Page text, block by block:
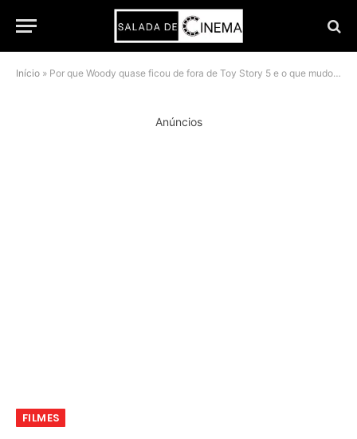
Início » Por que Woody quase ficou de fora de Toy Story 5 e o que mudou na decisão da Pixar
Anúncios
FILMES